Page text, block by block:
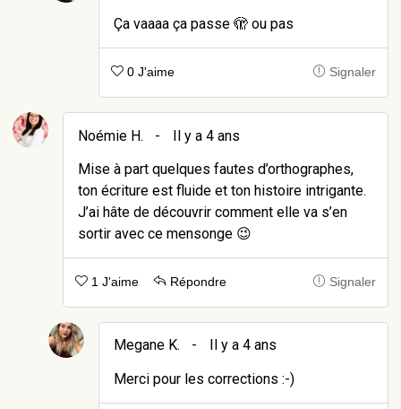
Ça vaaaa ça passe 🫣 ou pas
0 J'aime Signaler
Noémie H. -
Il y a 4 ans
Mise à part quelques fautes d’orthographes,
ton écriture est fluide et ton histoire intrigante.
J’ai hâte de découvrir comment elle va s’en
sortir avec ce mensonge 😉
1 J'aime Répondre Signaler
Megane K. -
Il y a 4 ans
Merci pour les corrections :-)